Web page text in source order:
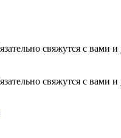
свяжутся с вами и
свяжутся с вами и